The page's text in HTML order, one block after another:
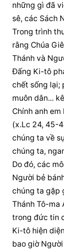
những gì đã
sê, các Sách
Trong trình
rằng Chúa
Thánh và
Đấng Ki-tô
chết sống lại;
muôn dân...
Chính anh
(x.Lc 24, 45-
chúng ta về
chúng ta,
Do đó, các
Người bẻ
chúng ta gặp
Thánh Tô-ma
trong đức tin
Ki-tô hiện diện
bao giờ